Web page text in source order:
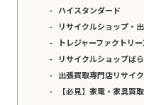
ハイスタンダード
リサイクルショップ・
トレジャーファクトリ
リサイクルショップば
出張買取専門店リサイ
【必見】家電・家具買